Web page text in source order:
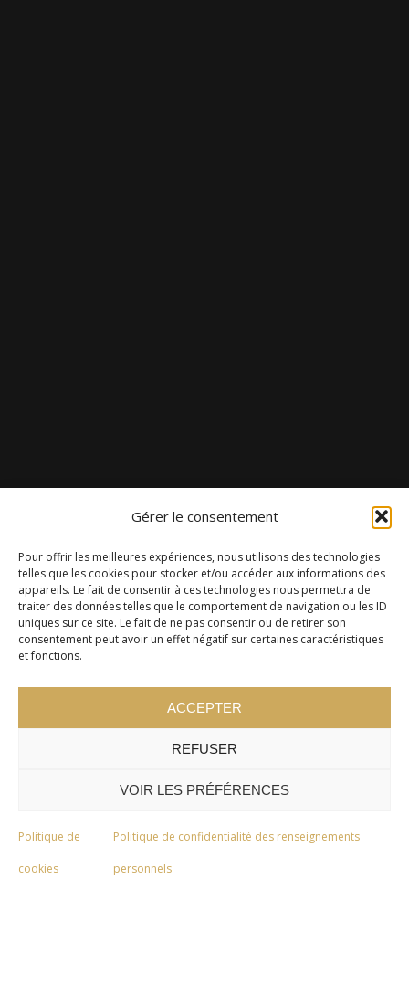
Gérer le consentement
Pour offrir les meilleures expériences, nous utilisons des technologies
telles que les cookies pour stocker et/ou accéder aux informations des
appareils. Le fait de consentir à ces technologies nous permettra de
traiter des données telles que le comportement de navigation ou les ID
uniques sur ce site. Le fait de ne pas consentir ou de retirer son
consentement peut avoir un effet négatif sur certaines caractéristiques
et fonctions.
ACCEPTER
REFUSER
VOIR LES PRÉFÉRENCES
Politique de
cookies
Politique de confidentialité des renseignements
personnels